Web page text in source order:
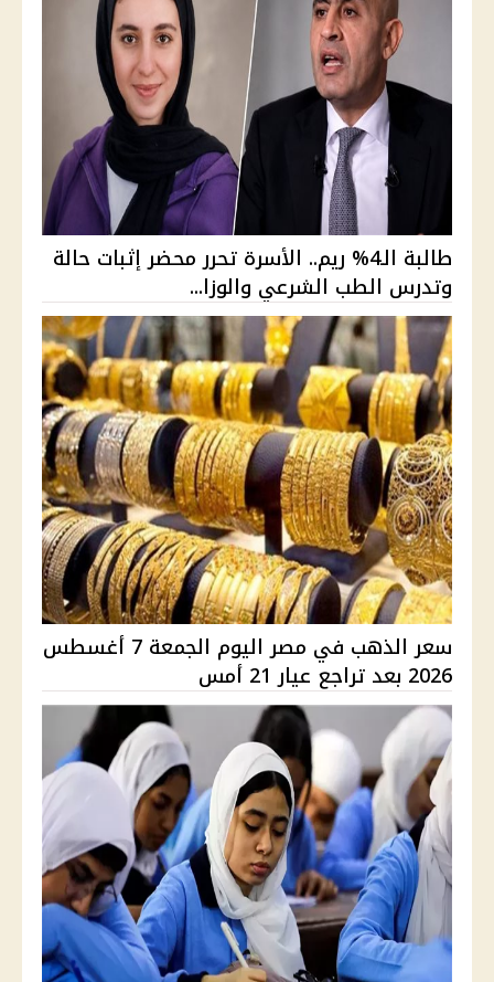
طالبة الـ4% ريم.. الأسرة تحرر محضر إثبات حالة
وتدرس الطب الشرعي والوزا...
سعر الذهب في مصر اليوم الجمعة 7 أغسطس
2026 بعد تراجع عيار 21 أمس